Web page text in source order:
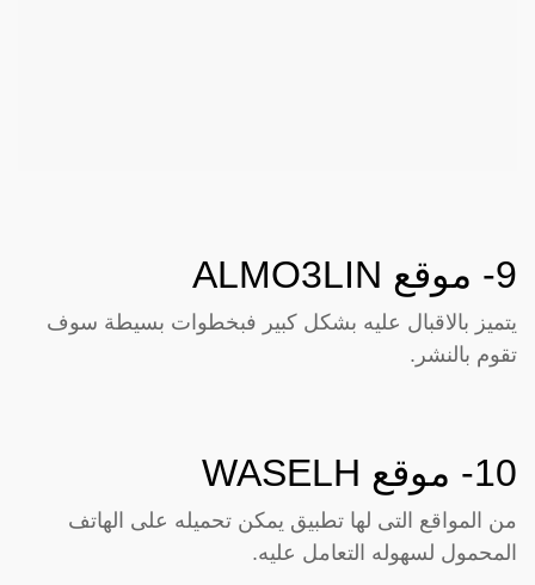
9- موقع ALMO3LIN
يتميز بالاقبال عليه بشكل كبير فبخطوات بسيطة سوف
تقوم بالنشر.
10- موقع WASELH
من المواقع التى لها تطبيق يمكن تحميله على الهاتف
المحمول لسهوله التعامل عليه.